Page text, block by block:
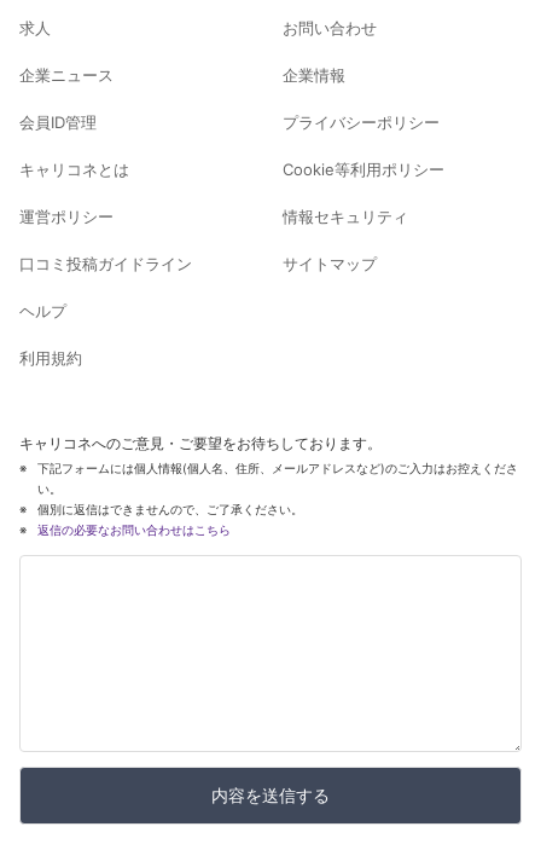
求人
企業ニュース
会員ID管理
キャリコネとは
運営ポリシー
口コミ投稿ガイドライン
ヘルプ
利用規約
お問い合わせ
企業情報
プライバシーポリシー
Cookie等利用ポリシー
情報セキュリティ
サイトマップ
キャリコネへのご意見・ご要望をお待ちしております。
下記フォームには個人情報(個人名、住所、メールアドレスなど)のご入力はお控えくださ
い。
個別に返信はできませんので、ご了承ください。
返信の必要なお問い合わせはこちら
内容を送信する